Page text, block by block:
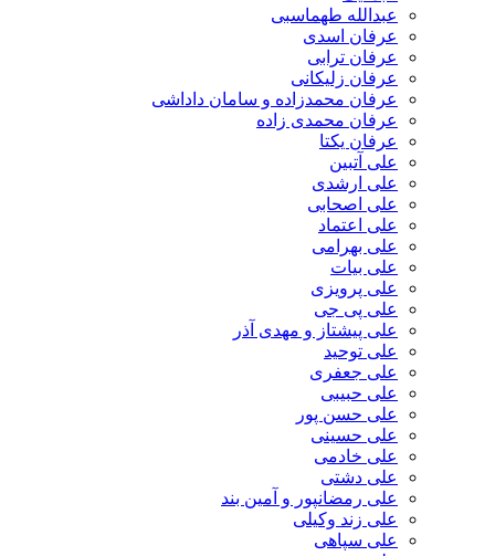
عبدالله طهماسبی‎
عرفان اسدی
عرفان ترابی
عرفان زلیکانی
عرفان محمدزاده و سامان داداشی
عرفان محمدی زاده
عرفان یکتا
علی آتبین
علی ارشدی
علی اصحابی
علی اعتماد
علی بهرامی
علی بیات
علی پرویزی
علی پی جی
علی پیشتاز و مهدی آذر
علی توحید
علی جعفری
علی حبیبی
علی حسن پور
علی حسینی
علی خادمی
علی دشتی
علی رمضانپور و آمین بند
علی زند وکیلی
علی سپاهی